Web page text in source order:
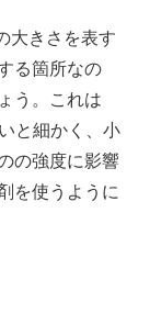
大きさを表す
る箇所なの
う。これは
と細かく、小
の強度に影響
を使うように